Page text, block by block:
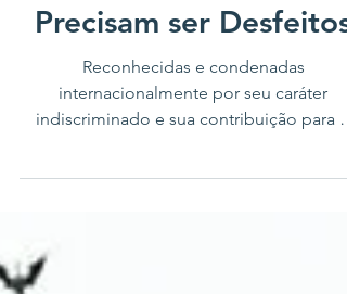
Munições Cluster que
Precisam ser Desfeitos
Reconhecidas e condenadas
internacionalmente por seu caráter
proibidos pela Convenção sobre